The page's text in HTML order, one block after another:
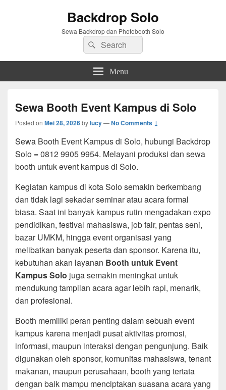
Backdrop Solo
Sewa Backdrop dan Photobooth Solo
Search
for:
Search
Menu
Sewa Booth Event Kampus di Solo
Posted on Mei 28, 2026bylucy—No Comments ↓
Sewa Booth Event Kampus di Solo, hubungi Backdrop
Solo = 0812 9905 9954. Melayani produksi dan sewa
booth untuk event kampus di Solo.
Kegiatan kampus di kota Solo semakin berkembang
dan tidak lagi sekadar seminar atau acara formal
biasa. Saat ini banyak kampus rutin mengadakan expo
pendidikan, festival mahasiswa, job fair, pentas seni,
bazar UMKM, hingga event organisasi yang
melibatkan banyak peserta dan sponsor. Karena itu,
kebutuhan akan layanan Booth untuk Event
Kampus Solo juga semakin meningkat untuk
mendukung tampilan acara agar lebih rapi, menarik,
dan profesional.
Booth memiliki peran penting dalam sebuah event
kampus karena menjadi pusat aktivitas promosi,
informasi, maupun interaksi dengan pengunjung. Baik
digunakan oleh sponsor, komunitas mahasiswa, tenant
makanan, maupun perusahaan, booth yang tertata
dengan baik mampu menciptakan suasana acara yang